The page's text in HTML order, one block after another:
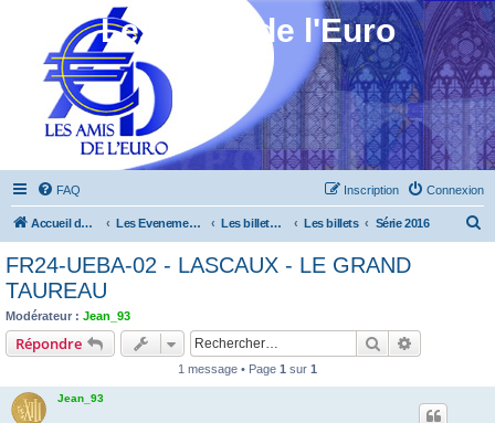
Les Amis de l'Euro
FAQ Connexion
Inscription
Accueil du forum Les Evenements ! [Ouvert au public] Les billets touristiques Les billets Série 2016
FR24-UEBA-02 - LASCAUX - LE GRAND
TAUREAU
Modérateur : Jean_93
Répondre Rechercher
1 message • Page 1 sur 1
Jean_93